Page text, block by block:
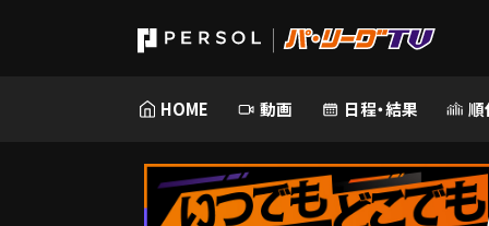
HOME 動画 日程・結果 順